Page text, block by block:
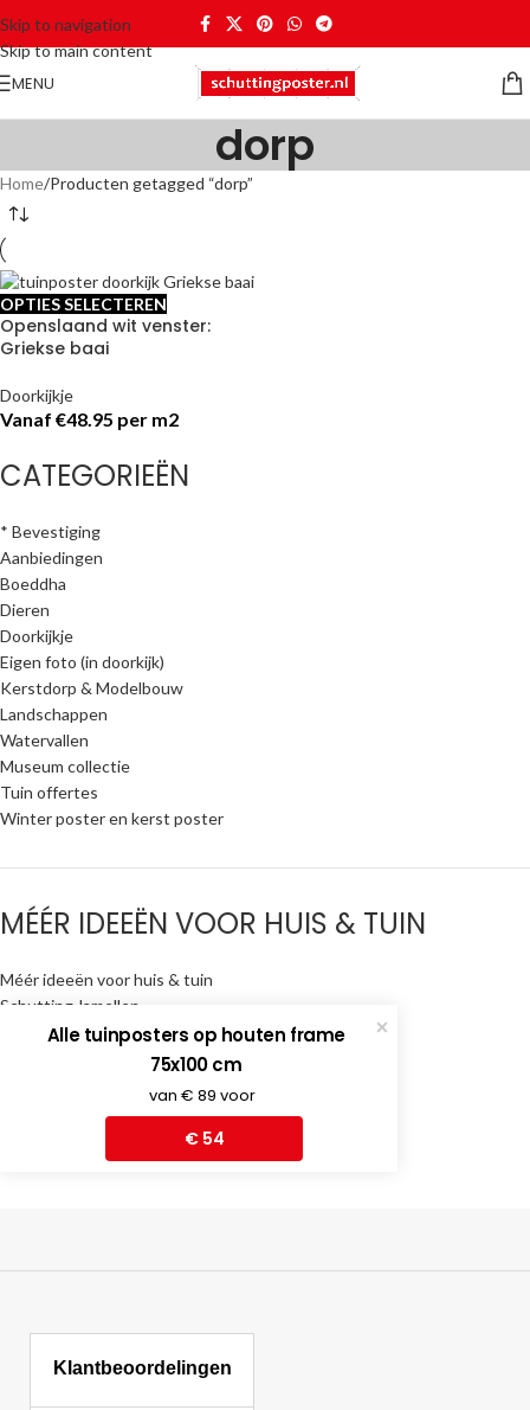
Skip to navigation
Skip to main content
MENU
dorp
CATEGORIEËN
* Bevestiging
Aanbiedingen
Boeddha
Dieren
Doorkijkje
Eigen foto (in doorkijk)
Kerstdorp & Modelbouw
Landschappen
Watervallen
Museum collectie
Tuin offertes
Winter poster en kerst poster
MÉÉR IDEEËN VOOR HUIS & TUIN
Méér ideeën voor huis & tuin
Schutting-lamellen
Textiel frames
Winter poster en kerst poster
Home Producten getagged “dorp”
OPTIES SELECTEREN
Openslaand wit venster:
Griekse baai
Doorkijkje
Vanaf €48.95 per m2
Alle tuinposters op houten frame
75x100 cm
van € 89 voor
€ 54